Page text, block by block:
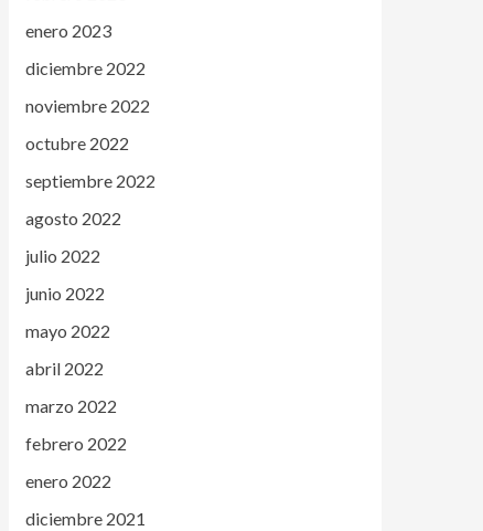
enero 2023
diciembre 2022
noviembre 2022
octubre 2022
septiembre 2022
agosto 2022
julio 2022
junio 2022
mayo 2022
abril 2022
marzo 2022
febrero 2022
enero 2022
diciembre 2021